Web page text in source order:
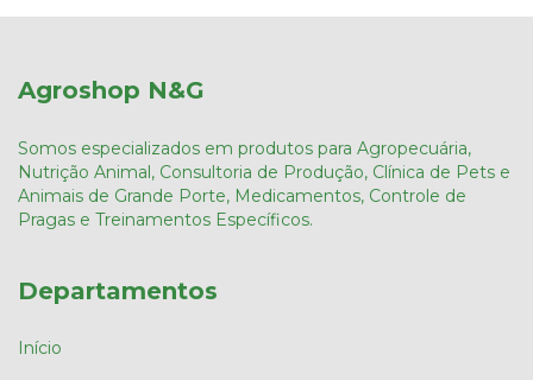
Agroshop N&G
Somos especializados em produtos para Agropecuária,
Nutrição Animal, Consultoria de Produção, Clínica de Pets e
Animais de Grande Porte, Medicamentos, Controle de
Pragas e Treinamentos Específicos.
Departamentos
Início